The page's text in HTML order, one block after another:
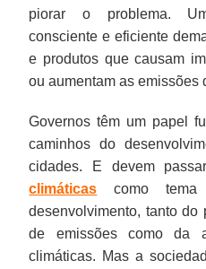
piorar o problema.
consciente e eficiente
e produtos que causam
ou aumentam as emissões
Governos têm um papel
caminhos do
cidades. E devem
climáticas como tema
desenvolvimento, tanto
de emissões como da
climáticas. Mas a